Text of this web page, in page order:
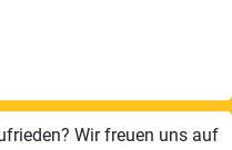
Wir freuen uns auf